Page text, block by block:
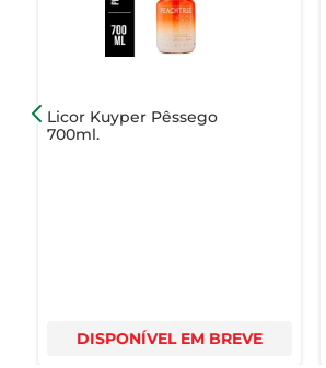
merecem ser celebrados.
Licor Kuyper Pêssego
700ml.
DISPONÍVEL EM BREVE